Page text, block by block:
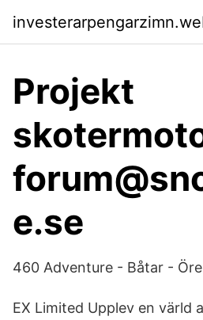
Projekt
e.se
460 Adventure - Båtar -
EX Limited Upplev en värld